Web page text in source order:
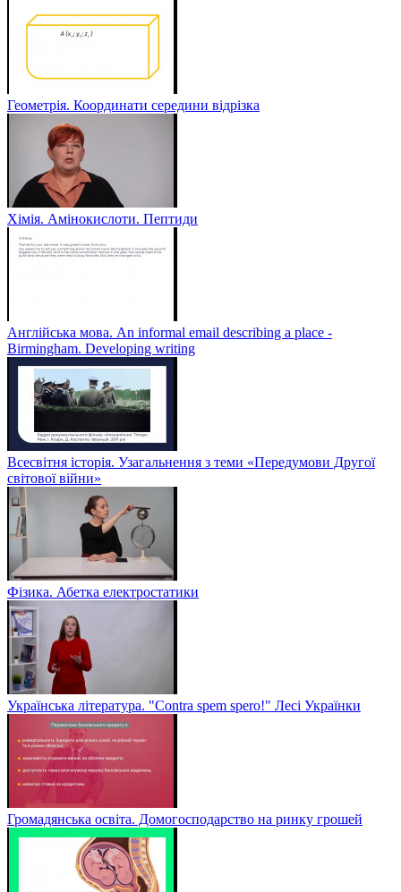
Геометрія. Координати середини відрізка
Хімія. Амінокислоти. Пептиди
Англійська мова. An informal email describing a place -
Birmingham. Developing writing
Всесвітня історія. Узагальнення з теми «Передумови Другої
світової війни»
Фізика. Абетка електростатики
Українська література. "Contra spem spero!" Лесі Українки
Громадянська освіта. Домогосподарство на ринку грошей